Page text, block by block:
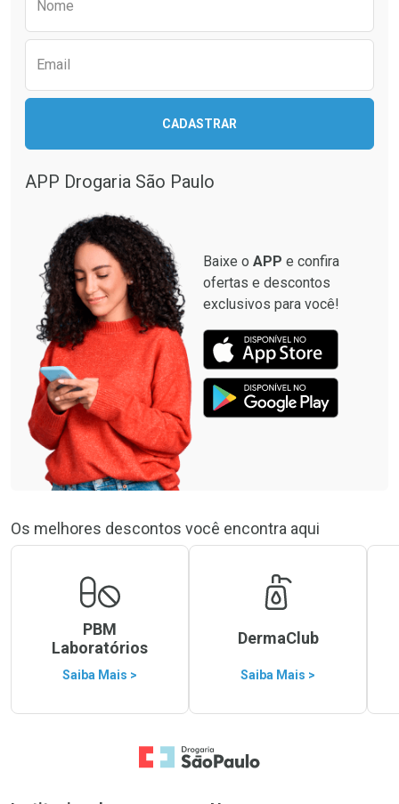
Nome
Email
CADASTRAR
APP Drogaria São Paulo
Baixe o APP e confira
ofertas e descontos
exclusivos para você!
Os melhores descontos você encontra aqui
PBM
Laboratórios
Saiba Mais >
DermaClub
Saiba Mais >
Ir para a Home